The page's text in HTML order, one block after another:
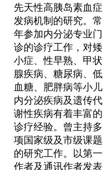
先天性高胰岛素血症
发病机制的研究。常
年参加内分泌专业门
诊的诊疗工作，对矮
小症、性早熟、甲状
腺疾病、糖尿病、低
血糖、肥胖病等小儿
内分泌疾病及遗传代
谢性疾病有着丰富的
诊疗经验。曾主持多
项国家级及市级课题
的研究工作。以第一
作者及通讯作者发表